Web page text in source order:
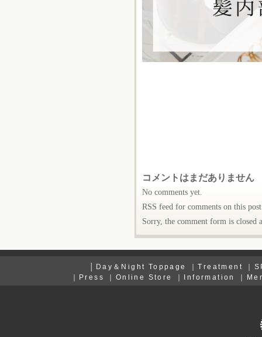
コメントはまだありません
No comments yet.
RSS feed for comments on this
Sorry, the comment form is closed
Day＆Night Toppage ｜Treatment
Press Online Store Information